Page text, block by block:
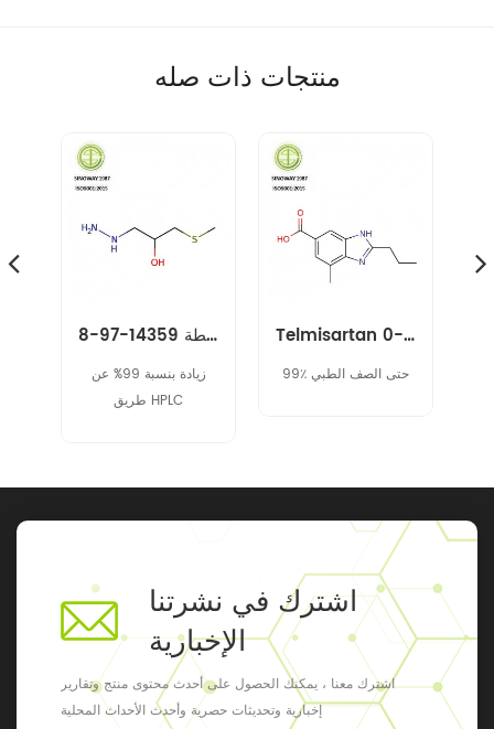
منتجات ذات صله
نيفوراتيل المتوسطة 14359-97-8
زيادة بنسبة 99% عن
طريق HPLC
Telmisartan متوسط 152628-03-0
99٪ حتى الصف الطبي
اشترك في نشرتنا
الإخبارية
اشترك معنا ، يمكنك الحصول على أحدث محتوى منتج وتقارير
إخبارية وتحديثات حصرية وأحدث الأحداث المحلية